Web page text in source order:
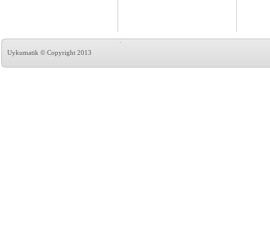
Uykumatik © Copyright 2013